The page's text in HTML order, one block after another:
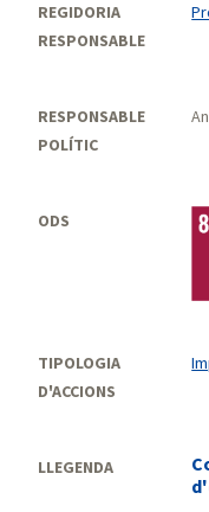
REGIDORIA
RESPONSABLE
RESPONSABLE
POLÍTIC
ODS
TIPOLOGIA
D'ACCIONS
LLEGENDA